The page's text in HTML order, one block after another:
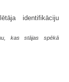
identifikāciju
kas stājas spēkā